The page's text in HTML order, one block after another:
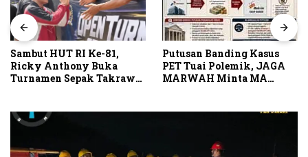
Sambut HUT RI Ke-81,
Ricky Anthony Buka
Turnamen Sepak Takraw
Putusan Banding Kasus
PET Tuai Polemik, JAGA
MARWAH Minta MA